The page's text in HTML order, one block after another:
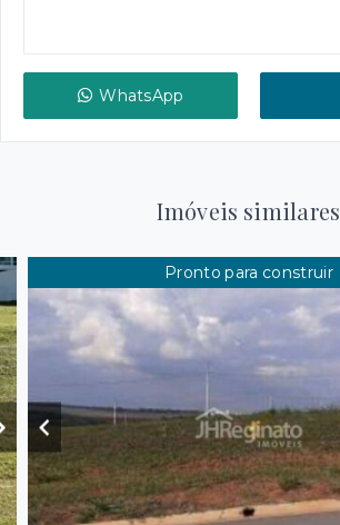
WhatsApp
Imóveis similares
Pronto para construir